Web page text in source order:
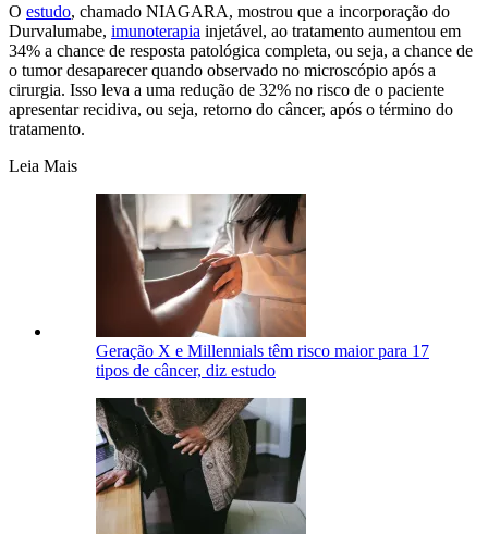
O estudo, chamado NIAGARA, mostrou que a incorporação do
Durvalumabe, imunoterapia injetável, ao tratamento aumentou em
34% a chance de resposta patológica completa, ou seja, a chance de
o tumor desaparecer quando observado no microscópio após a
cirurgia. Isso leva a uma redução de 32% no risco de o paciente
apresentar recidiva, ou seja, retorno do câncer, após o término do
tratamento.
Leia Mais
Geração X e Millennials têm risco maior para 17
tipos de câncer, diz estudo